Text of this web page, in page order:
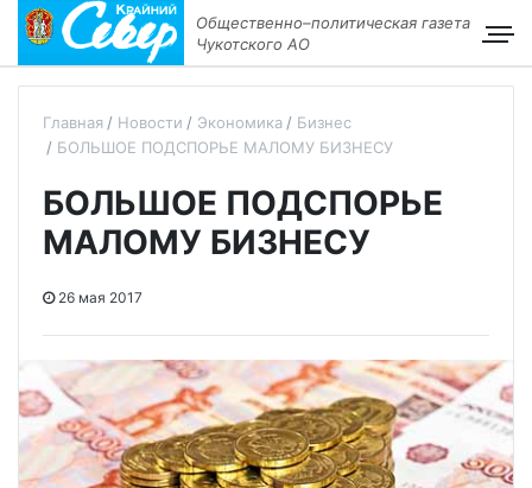
Общественно–политическая газета
Чукотского АО
Главная Новости Экономика
Бизнес
БОЛЬШОЕ ПОДСПОРЬЕ МАЛОМУ БИЗНЕСУ
БОЛЬШОЕ ПОДСПОРЬЕ
МАЛОМУ БИЗНЕСУ
26 мая 2017